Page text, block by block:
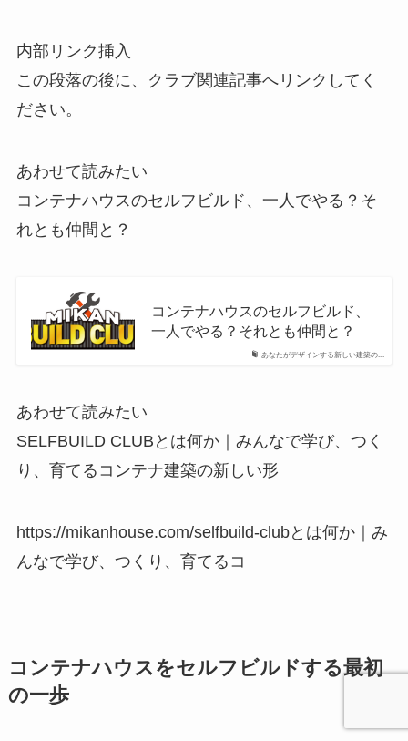
内部リンク挿入
この段落の後に、クラブ関連記事へリンクしてく
ださい。
あわせて読みたい
コンテナハウスのセルフビルド、一人でやる？そ
れとも仲間と？
あなたがデザインする新しい建築の...
コンテナハウスのセルフビルド、
一人でやる？それとも仲間と？
あわせて読みたい
SELFBUILD CLUBとは何か｜みんなで学び、つく
り、育てるコンテナ建築の新しい形
https://mikanhouse.com/selfbuild-clubとは何か｜み
んなで学び、つくり、育てるコ
コンテナハウスをセルフビルドする最初
の一歩